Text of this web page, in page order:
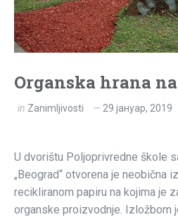
Organska hrana
in Zanimljivosti 29 јануар, 2019
U dvorištu Poljoprivredne škole
„Beograd“ otvorena je neobična
recikliranom papiru na kojima je
organske proizvodnje. Izložbom